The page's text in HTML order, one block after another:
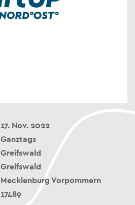
17. Nov. 2022
Ganztags
Greifswald
Greifswald
Mecklenburg Vorpommern
17489